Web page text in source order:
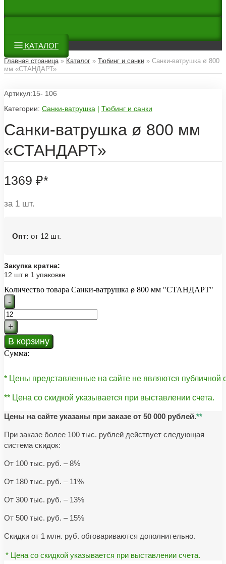
КАТАЛОГ
Главная страница» Каталог » Тюбинг и санки » Санки-ватрушка ø 800
мм «СТАНДАРТ»
Артикул:15- 106
Категории: Санки-ватрушка | Тюбинг и санки
Санки-ватрушка ø 800 мм
«СТАНДАРТ»
1369 ₽*
за 1 шт.
Опт: от 12 шт.
Закупка кратна:
12 шт в 1 упаковке
Количество товара Санки-ватрушка ø 800 мм "СТАНДАРТ"
-
+
В корзину
Сумма:
* Цены представленные на сайте не являются публичной
** Цена со скидкой указывается при выставлении счета.
Цены на сайте указаны при заказе от 50 000 рублей.**
При заказе более 100 тыс. рублей действует следующая
система скидок:
От 100 тыс. руб. – 8%
От 180 тыс. руб. – 11%
От 300 тыс. руб. – 13%
От 500 тыс. руб. – 15%
Скидки от 1 млн. руб. обговариваются дополнительно.
* Цена со скидкой указывается при выставлении счета.